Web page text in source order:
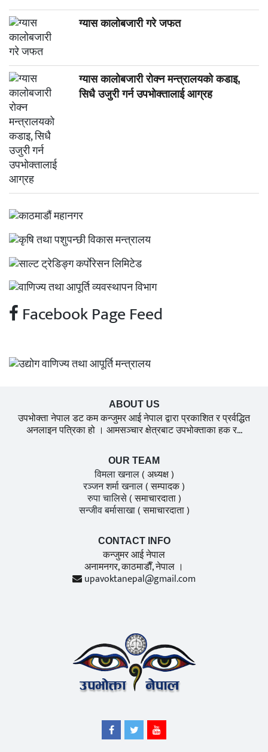
ग्यास कालोबजारी गरे जफत
ग्यास कालोबजारी रोक्न मन्त्रालयको कडाइ,
सिधै उजुरी गर्न उपभोक्तालाई आग्रह
Facebook Page Feed
ABOUT US
उपभोक्ता नेपाल डट कम कन्जुमर आई नेपाल द्वारा प्रकाशित र प्रर्वद्धित
अनलाइन पत्रिका हो । आमसञ्चार क्षेत्रबाट उपभोक्ताका हक र...
OUR TEAM
विमला खनाल( अध्यक्ष )
रञ्जन शर्मा खनाल( सम्पादक )
रुपा चालिसे( समाचारदाता )
सन्जीव बर्मासाखा( समाचारदाता )
CONTACT INFO
कन्जुमर आई नेपाल
अनामनगर, काठमाडाैँ, नेपाल ।
upavoktanepal@gmail.com